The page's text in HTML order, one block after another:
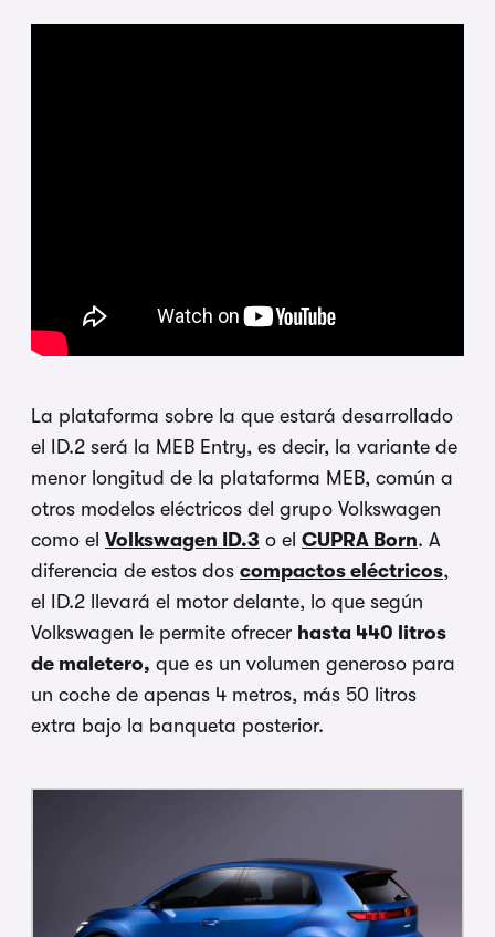
La plataforma sobre la que estará desarrollado
el ID.2 será la MEB Entry, es decir, la variante de
menor longitud de la plataforma MEB, común a
otros modelos eléctricos del grupo Volkswagen
como el Volkswagen ID.3 o el CUPRA Born. A
diferencia de estos dos compactos eléctricos,
el ID.2 llevará el motor delante, lo que según
Volkswagen le permite ofrecer hasta 440 litros
de maletero, que es un volumen generoso para
un coche de apenas 4 metros, más 50 litros
extra bajo la banqueta posterior.